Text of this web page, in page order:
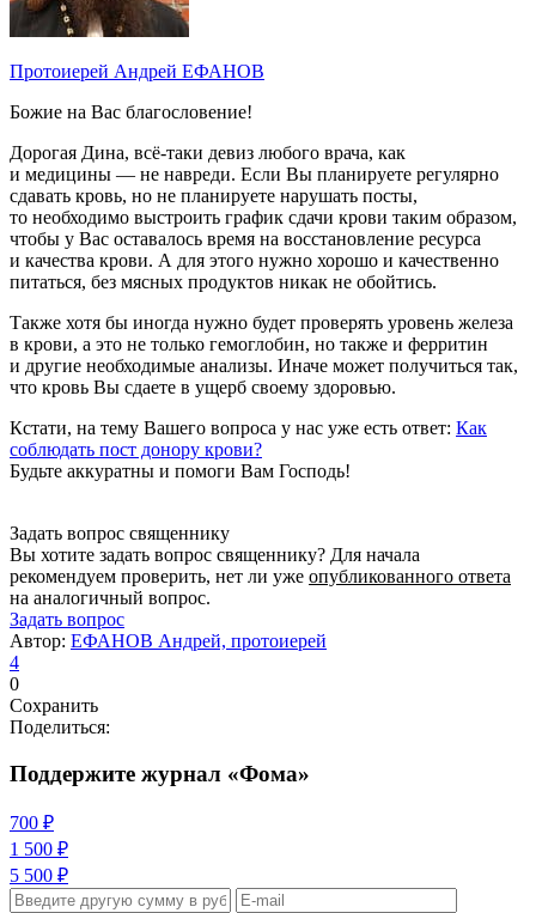
Протоиерей Андрей ЕФАНОВ
Божие на Вас благословение!
Дорогая Дина, всё-таки девиз любого врача, как
и медицины — не навреди. Если Вы планируете регулярно
сдавать кровь, но не планируете нарушать посты,
то необходимо выстроить график сдачи крови таким образом,
чтобы у Вас оставалось время на восстановление ресурса
и качества крови. А для этого нужно хорошо и качественно
питаться, без мясных продуктов никак не обойтись.
Также хотя бы иногда нужно будет проверять уровень железа
в крови, а это не только гемоглобин, но также и ферритин
и другие необходимые анализы. Иначе может получиться так,
что кровь Вы сдаете в ущерб своему здоровью.
Кстати, на тему Вашего вопроса у нас уже есть ответ: Как
соблюдать пост донору крови?
Будьте аккуратны и помоги Вам Господь!
Задать вопрос священнику
Вы хотите задать вопрос священнику? Для начала
рекомендуем проверить, нет ли уже опубликованного ответа
на аналогичный вопрос.
Задать вопрос
Автор: ЕФАНОВ Андрей, протоиерей
4
0
Сохранить
Поделиться:
Поддержите журнал «Фома»
700 ₽
1 500 ₽
5 500 ₽